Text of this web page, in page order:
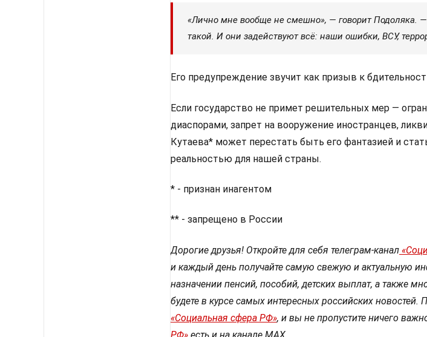
«Лично мне вообще не смешно», — говорит Подоляка.
такой. И они задействуют всё: наши ошибки, ВСУ,
Его предупреждение звучит как призыв к
Если государство не примет решительных мер —
диаспорами, запрет на вооружение иностранцев,
Кутаева* может перестать быть его фантазией и
реальностью для нашей страны.
* - признан инагентом
** - запрещено в России
Дорогие друзья! Откройте для себя телеграм-канал
и каждый день получайте самую свежую и актуальную
назначении пенсий, пособий, детских выплат, а также
будете в курсе самых интересных российских новостей.
«Социальная сфера РФ», и вы не пропустите ничего